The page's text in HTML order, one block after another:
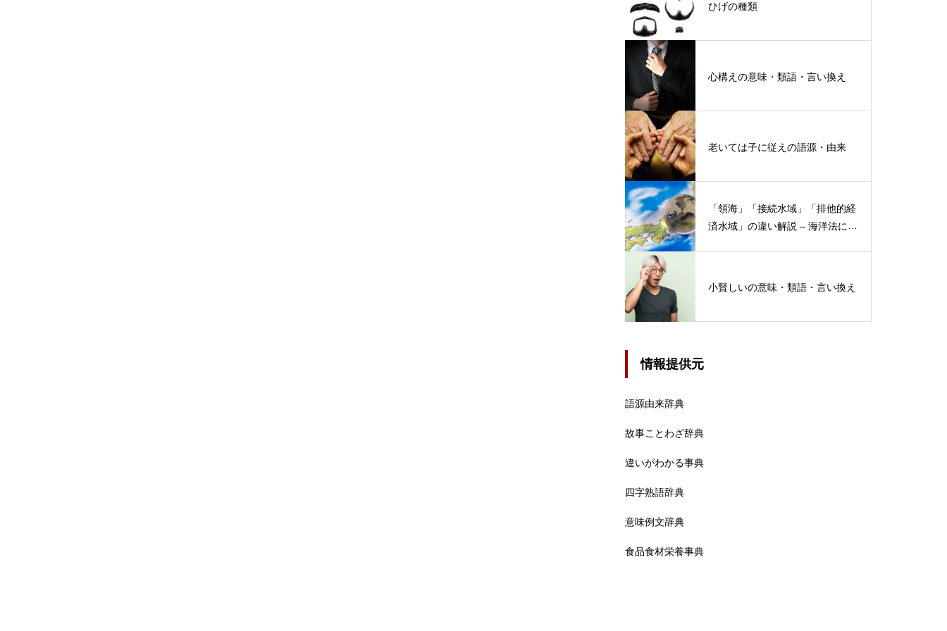
ひげの種類
心構えの意味・類語・言い換え
老いては子に従えの語源・由来
「領海」「接続水域」「排他的経
済水域」の違い解説 – 海洋法にお
小賢しいの意味・類語・言い換え
情報提供元
語源由来辞典
故事ことわざ辞典
違いがわかる事典
四字熟語辞典
意味例文辞典
食品食材栄養事典